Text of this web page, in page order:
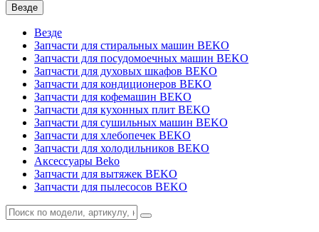
Везде
Везде
Запчасти для стиральных машин BEKO
Запчасти для посудомоечных машин BEKO
Запчасти для духовых шкафов BEKO
Запчасти для кондиционеров BEKO
Запчасти для кофемашин BEKO
Запчасти для кухонных плит BEKO
Запчасти для сушильных машин BEKO
Запчасти для хлебопечек BEKO
Запчасти для холодильников BEKO
Аксессуары Beko
Запчасти для вытяжек BEKO
Запчасти для пылесосов BEKO